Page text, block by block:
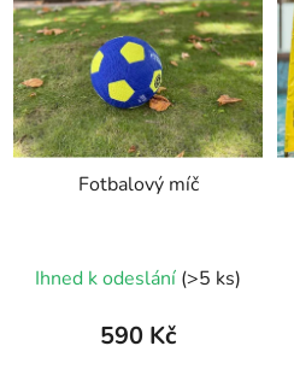
Fotbalový míč
Ihned k odeslání (>5 ks)
590 Kč